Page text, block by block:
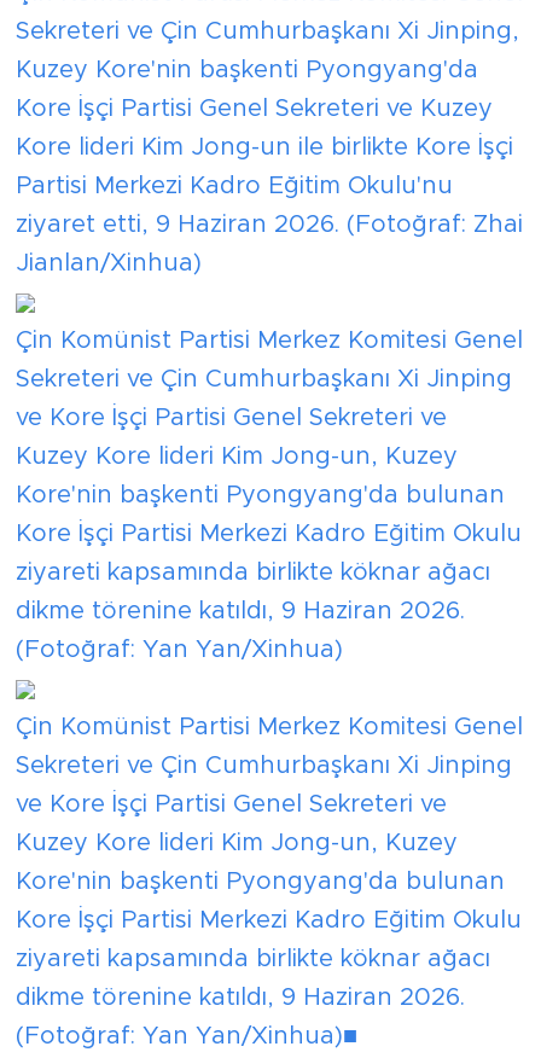
Sekreteri ve Çin Cumhurbaşkanı Xi Jinping,
Kuzey Kore'nin başkenti Pyongyang'da
Kore İşçi Partisi Genel Sekreteri ve Kuzey
Kore lideri Kim Jong-un ile birlikte Kore İşçi
Partisi Merkezi Kadro Eğitim Okulu'nu
ziyaret etti, 9 Haziran 2026. (Fotoğraf: Zhai
Jianlan/Xinhua)
Çin Komünist Partisi Merkez Komitesi Genel
Sekreteri ve Çin Cumhurbaşkanı Xi Jinping
ve Kore İşçi Partisi Genel Sekreteri ve
Kuzey Kore lideri Kim Jong-un, Kuzey
Kore'nin başkenti Pyongyang'da bulunan
Kore İşçi Partisi Merkezi Kadro Eğitim Okulu
ziyareti kapsamında birlikte köknar ağacı
dikme törenine katıldı, 9 Haziran 2026.
(Fotoğraf: Yan Yan/Xinhua)
Çin Komünist Partisi Merkez Komitesi Genel
Sekreteri ve Çin Cumhurbaşkanı Xi Jinping
ve Kore İşçi Partisi Genel Sekreteri ve
Kuzey Kore lideri Kim Jong-un, Kuzey
Kore'nin başkenti Pyongyang'da bulunan
Kore İşçi Partisi Merkezi Kadro Eğitim Okulu
ziyareti kapsamında birlikte köknar ağacı
dikme törenine katıldı, 9 Haziran 2026.
(Fotoğraf: Yan Yan/Xinhua)■